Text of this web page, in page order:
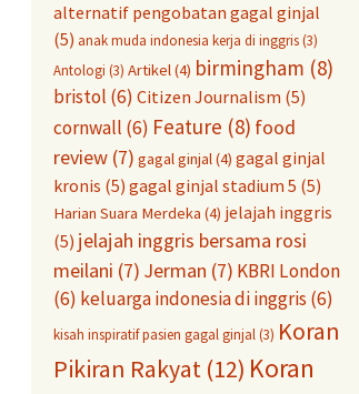
alternatif pengobatan gagal ginjal
(5) anak muda indonesia kerja di inggris(3)
Antologi (3) Artikel(4) birmingham (8)
bristol (6) Citizen Journalism (5)
cornwall (6) Feature (8) food
review (7) gagal ginjal(4) gagal ginjal
kronis (5) gagal ginjal stadium 5 (5)
Harian Suara Merdeka (4) jelajah inggris
(5) jelajah inggris bersama rosi
meilani (7) Jerman (7) KBRI London
(6) keluarga indonesia di inggris(6)
kisah inspiratif pasien gagal ginjal (3) Koran
Pikiran Rakyat (12) Koran